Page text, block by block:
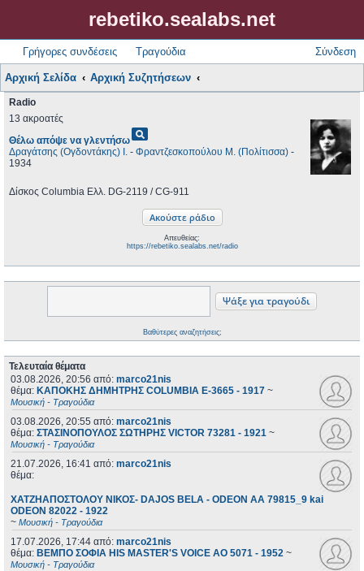
rebetiko.sealabs.net
Γρήγορες συνδέσεις Τραγούδια Σύνδεση
Αρχική Σελίδα Αρχική Συζητήσεων
Radio
13 ακροατές
Θέλω απόψε να γλεντήσωpageview
Δραγάτσης (Ογδοντάκης) Ι. - Φραντζεσκοπούλου Μ. (Πολίτισσα) -
1934
Δίσκος Columbia Ελλ. DG-2119 / CG-911
Απευθείας:
https://rebetiko.sealabs.net/radio
Βαθύτερες αναζητήσεις;
Τελευταία θέματα
03.08.2026, 20:56 από: marco21nis
θέμα: ΚΑΠΟΚΗΣ ΔΗΜΗΤΡΗΣ COLUMBIA E-3665 - 1917 ~
Μουσική - Τραγούδια
03.08.2026, 20:55 από: marco21nis
θέμα: ΣΤΑΣΙΝΟΠΟΥΛΟΣ ΣΩΤΗΡΗΣ VICTOR 73281 - 1921 ~
Μουσική - Τραγούδια
21.07.2026, 16:41 από: marco21nis
θέμα:
ΧΑΤΖΗΑΠΟΣΤΟΛΟΥ ΝΙΚΟΣ- DAJOS BELA - ODEON AA 79815_9 kai
ODEON 82022 - 1922
~ Μουσική - Τραγούδια
17.07.2026, 17:44 από: marco21nis
θέμα: ΒΕΜΠΟ ΣΟΦΙΑ HIS MASTER'S VOICE AO 5071 - 1952 ~
Μουσική - Τραγούδια